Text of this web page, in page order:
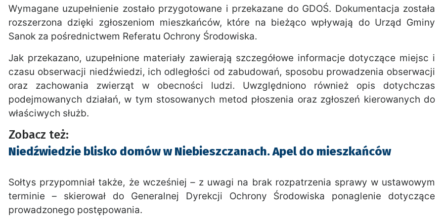
Wymagane uzupełnienie zostało przygotowane i przekazane do GDOŚ. Dokumentacja została
rozszerzona dzięki zgłoszeniom mieszkańców, które na bieżąco wpływają do Urząd Gminy
Sanok za pośrednictwem Referatu Ochrony Środowiska.
Jak przekazano, uzupełnione materiały zawierają szczegółowe informacje dotyczące miejsc i
czasu obserwacji niedźwiedzi, ich odległości od zabudowań, sposobu prowadzenia obserwacji
oraz zachowania zwierząt w obecności ludzi. Uwzględniono również opis dotychczas
podejmowanych działań, w tym stosowanych metod płoszenia oraz zgłoszeń kierowanych do
właściwych służb.
Zobacz też:
Niedźwiedzie blisko domów w Niebieszczanach. Apel do mieszkańców
Sołtys przypomniał także, że wcześniej – z uwagi na brak rozpatrzenia sprawy w ustawowym
terminie – skierował do Generalnej Dyrekcji Ochrony Środowiska ponaglenie dotyczące
prowadzonego postępowania.